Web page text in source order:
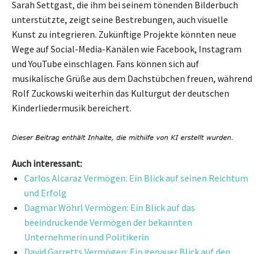
Sarah Settgast, die ihm bei seinem tönenden Bilderbuch
unterstützte, zeigt seine Bestrebungen, auch visuelle
Kunst zu integrieren. Zukünftige Projekte könnten neue
Wege auf Social-Media-Kanälen wie Facebook, Instagram
und YouTube einschlagen. Fans können sich auf
musikalische Grüße aus dem Dachstübchen freuen, während
Rolf Zuckowski weiterhin das Kulturgut der deutschen
Kinderliedermusik bereichert.
Auch interessant:
Carlos Alcaraz Vermögen: Ein Blick auf seinen Reichtum
und Erfolg
Dagmar Wöhrl Vermögen: Ein Blick auf das
beeindruckende Vermögen der bekannten
Unternehmerin und Politikerin